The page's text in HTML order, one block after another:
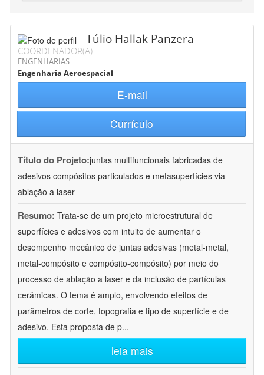
Túlio Hallak Panzera
COORDENADOR(A)
ENGENHARIAS
Engenharia Aeroespacial
E-mail
Currículo
Título do Projeto:juntas multifuncionais fabricadas de
adesivos compósitos particulados e metasuperfícies via
ablação a laser
Resumo: Trata-se de um projeto microestrutural de
superfícies e adesivos com intuito de aumentar o
desempenho mecânico de juntas adesivas (metal-metal,
metal-compósito e compósito-compósito) por meio do
processo de ablação a laser e da inclusão de partículas
cerâmicas. O tema é amplo, envolvendo efeitos de
parâmetros de corte, topografia e tipo de superfície e de
adesivo. Esta proposta de p...
leia mais